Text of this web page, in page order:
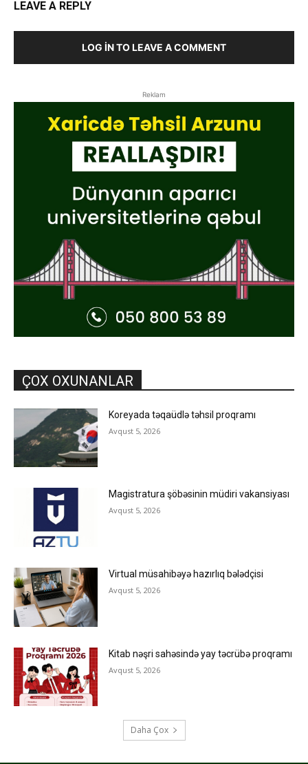
LEAVE A REPLY
LOG IN TO LEAVE A COMMENT
Reklam
ÇOX OXUNANLAR
Koreyada təqaüdlə təhsil proqramı
Avqust 5, 2026
Magistratura şöbəsinin müdiri vakansiyası
Avqust 5, 2026
Virtual müsahibəyə hazırlıq bələdçisi
Avqust 5, 2026
Kitab nəşri sahəsində yay təcrübə proqramı
Avqust 5, 2026
Daha Çox